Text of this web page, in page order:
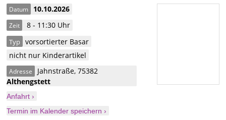
Datum 10.10.2026
Zeit 8 - 11:30 Uhr
Typ vorsortierter Basar
nicht nur Kinderartikel
Adresse Jahnstraße,75382
Althengstett
Anfahrt ›
Termin im Kalender speichern ›